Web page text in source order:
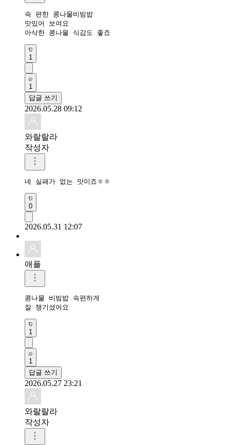
속 편한 콩나물비빔밥
맛있어 보여요
1
1
답글 쓰기
2026.05.28 09:12
와랄랄라
작성자
네 실패가 없는 맛이죠ㅎㅎ
0
2026.05.31 12:07
애플
콩나물 비빔밥 속편하게
잘 챙기셨어요
1
1
답글 쓰기
2026.05.27 23:21
와랄랄라
작성자